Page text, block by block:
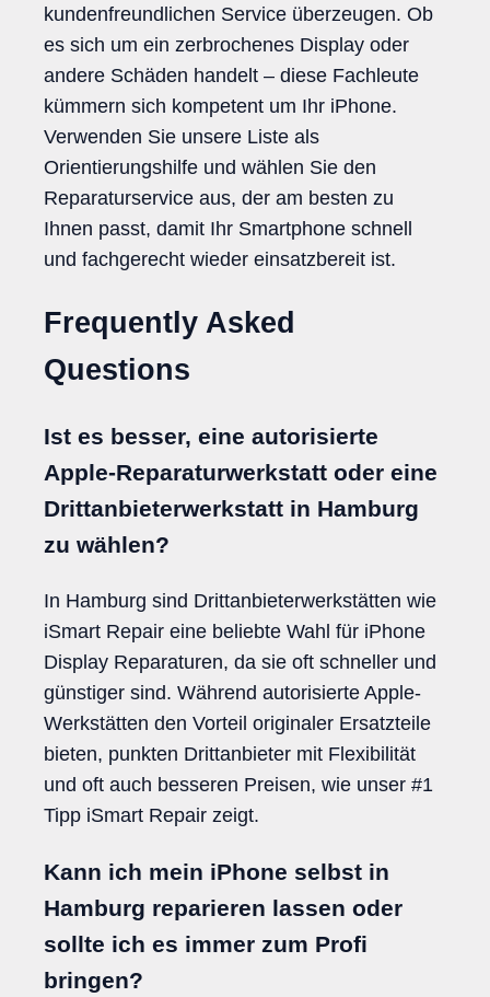
kundenfreundlichen Service überzeugen. Ob
es sich um ein zerbrochenes Display oder
andere Schäden handelt – diese Fachleute
kümmern sich kompetent um Ihr iPhone.
Verwenden Sie unsere Liste als
Orientierungshilfe und wählen Sie den
Reparaturservice aus, der am besten zu
Ihnen passt, damit Ihr Smartphone schnell
und fachgerecht wieder einsatzbereit ist.
Frequently Asked
Questions
Ist es besser, eine autorisierte
Apple-Reparaturwerkstatt oder eine
Drittanbieterwerkstatt in Hamburg
zu wählen?
In Hamburg sind Drittanbieterwerkstätten wie
iSmart Repair eine beliebte Wahl für iPhone
Display Reparaturen, da sie oft schneller und
günstiger sind. Während autorisierte Apple-
Werkstätten den Vorteil originaler Ersatzteile
bieten, punkten Drittanbieter mit Flexibilität
und oft auch besseren Preisen, wie unser #1
Tipp iSmart Repair zeigt.
Kann ich mein iPhone selbst in
Hamburg reparieren lassen oder
sollte ich es immer zum Profi
bringen?